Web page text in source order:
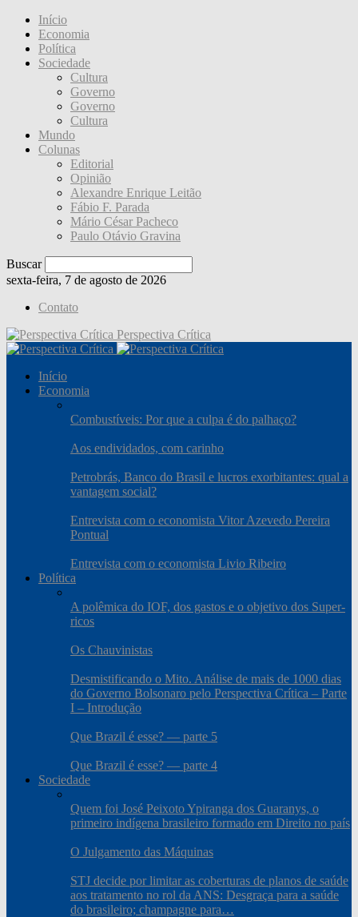
Início
Economia
Política
Sociedade
Cultura
Governo
Governo
Cultura
Mundo
Colunas
Editorial
Opinião
Alexandre Enrique Leitão
Fábio F. Parada
Mário César Pacheco
Paulo Otávio Gravina
Buscar
sexta-feira, 7 de agosto de 2026
Contato
Perspectiva Crítica
Início
Economia
Combustíveis: Por que a culpa é do palhaço?
Aos endividados, com carinho
Petrobrás, Banco do Brasil e lucros exorbitantes: qual a
vantagem social?
Entrevista com o economista Vitor Azevedo Pereira
Pontual
Entrevista com o economista Livio Ribeiro
Política
A polêmica do IOF, dos gastos e o objetivo dos Super-
ricos
Os Chauvinistas
Desmistificando o Mito. Análise de mais de 1000 dias
do Governo Bolsonaro pelo Perspectiva Crítica – Parte
I – Introdução
Que Brazil é esse? — parte 5
Que Brazil é esse? — parte 4
Sociedade
Quem foi José Peixoto Ypiranga dos Guaranys, o
primeiro indígena brasileiro formado em Direito no país
O Julgamento das Máquinas
STJ decide por limitar as coberturas de planos de saúde
aos tratamento no rol da ANS: Desgraça para a saúde
do brasileiro; champagne para…